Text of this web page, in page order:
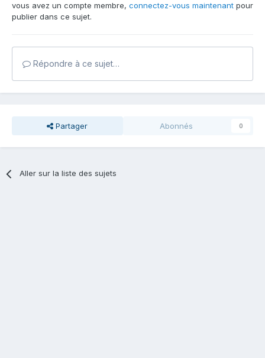
vous avez un compte membre, connectez-vous maintenant pour
publier dans ce sujet.
Répondre à ce sujet…
Partager Abonnés 0
Aller sur la liste des sujets